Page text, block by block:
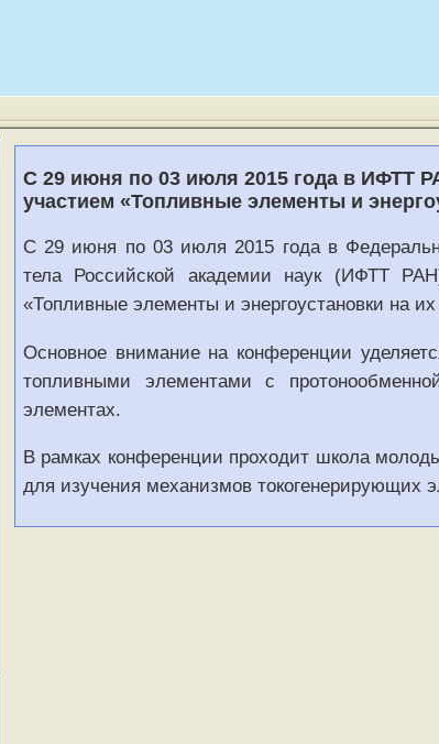
С 29 июня по 03 июля 2015 года в ИФТТ
участием «Топливные элементы и
С 29 июня по 03 июля 2015 года в
тела Российской академии наук (ИФТТ
«Топливные элементы и энергоустановки на
Основное внимание на конференции
топливными элементами с
элементах.
В рамках конференции проходит школа
для изучения механизмов токогенерирующих